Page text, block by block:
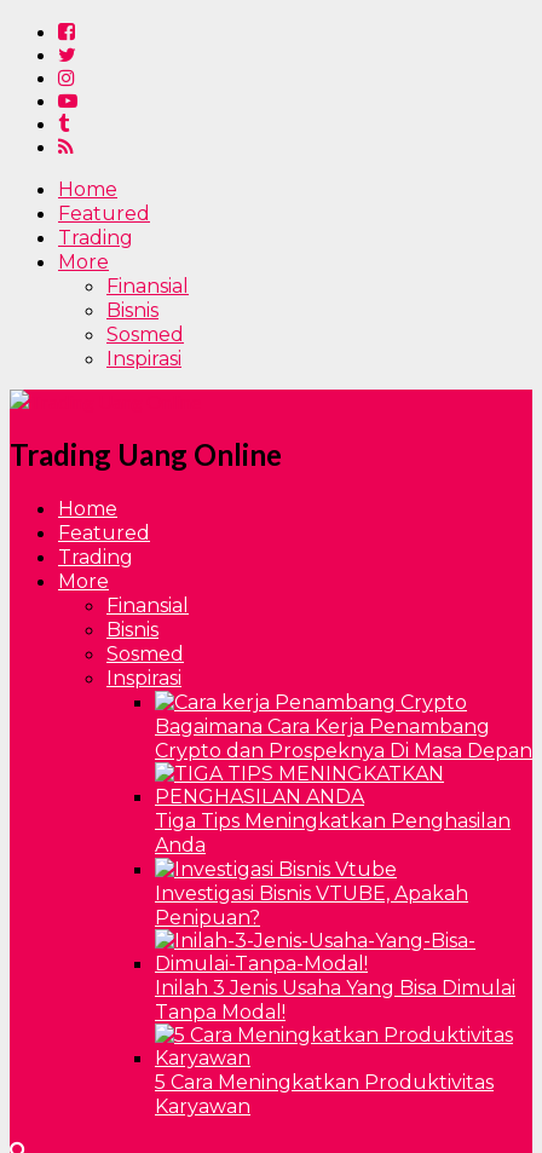
Home
Featured
Trading
More
Finansial
Bisnis
Sosmed
Inspirasi
Trading Uang Online
Home
Featured
Trading
More
Finansial
Bisnis
Sosmed
Inspirasi
Bagaimana Cara Kerja Penambang
Crypto dan Prospeknya Di Masa Depan
Tiga Tips Meningkatkan Penghasilan
Anda
Investigasi Bisnis VTUBE, Apakah
Penipuan?
Inilah 3 Jenis Usaha Yang Bisa Dimulai
Tanpa Modal!
5 Cara Meningkatkan Produktivitas
Karyawan